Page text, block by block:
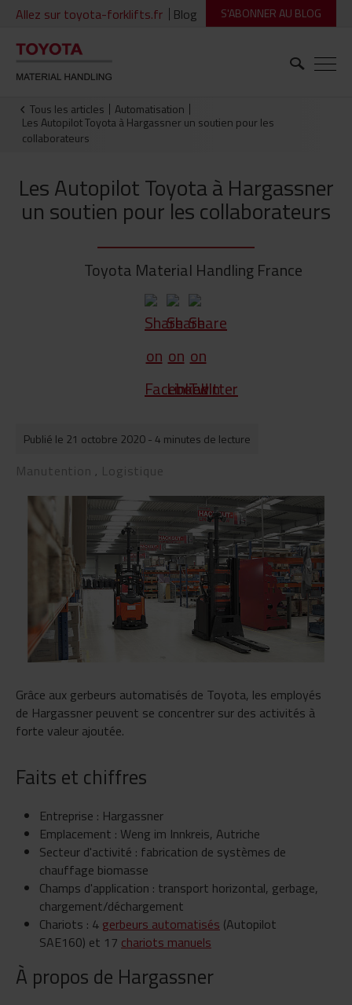
Allez sur toyota-forklifts.fr Blog S'ABONNER AU BLOG
Tous les articles
Automatisation
Les Autopilot Toyota à Hargassner un soutien pour les
collaborateurs
Les Autopilot Toyota à Hargassner
un soutien pour les collaborateurs
Toyota Material Handling France
Publié le 21 octobre 2020- 4 minutes de lecture
Manutention , Logistique
Grâce aux gerbeurs automatisés de Toyota, les employés
de Hargassner peuvent se concentrer sur des activités à
forte valeur ajoutée.
Faits et chiffres
Entreprise : Hargassner
Emplacement : Weng im Innkreis, Autriche
Secteur d'activité : fabrication de systèmes de
chauffage biomasse
Champs d'application : transport horizontal, gerbage,
chargement/déchargement
Chariots : 4 gerbeurs automatisés (Autopilot
SAE160) et 17 chariots manuels
À propos de Hargassner